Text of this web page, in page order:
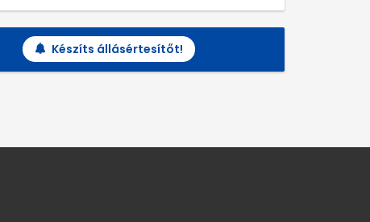
Készíts állásértesítőt!